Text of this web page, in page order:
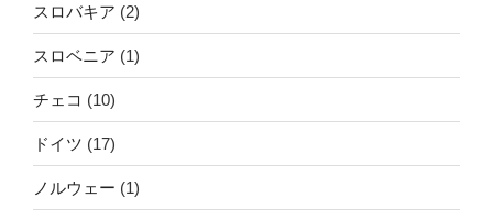
スロバキア (2)
スロベニア (1)
チェコ (10)
ドイツ (17)
ノルウェー (1)